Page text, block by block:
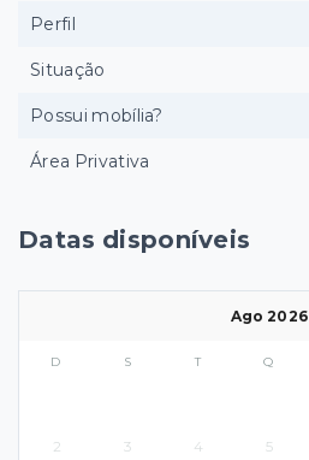
Datas disponíveis
Ago 2026
D S T Q
2 3 4 5
Perfil
Situação
Possui mobília?
Área Privativa